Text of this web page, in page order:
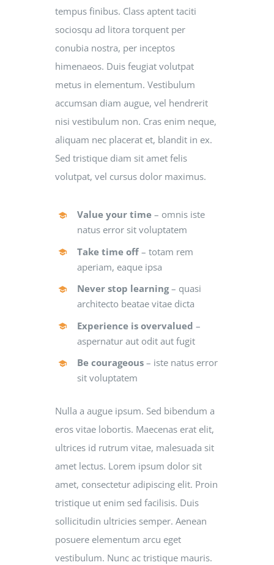
tempus finibus. Class aptent taciti
sociosqu ad litora torquent per
conubia nostra, per inceptos
himenaeos. Duis feugiat volutpat
metus in elementum. Vestibulum
accumsan diam augue, vel hendrerit
nisi vestibulum non. Cras enim neque,
aliquam nec placerat et, blandit in ex.
Sed tristique diam sit amet felis
volutpat, vel cursus dolor maximus.
Value your time– omnis iste
natus error sit voluptatem
Take time off– totam rem
aperiam, eaque ipsa
Never stop learning– quasi
architecto beatae vitae dicta
Experience is overvalued –
aspernatur aut odit aut fugit
Be courageous– iste natus error
sit voluptatem
Nulla a augue ipsum. Sed bibendum a
eros vitae lobortis. Maecenas erat elit,
ultrices id rutrum vitae, malesuada sit
amet lectus. Lorem ipsum dolor sit
amet, consectetur adipiscing elit. Proin
tristique ut enim sed facilisis. Duis
sollicitudin ultricies semper. Aenean
posuere elementum arcu eget
vestibulum. Nunc ac tristique mauris.